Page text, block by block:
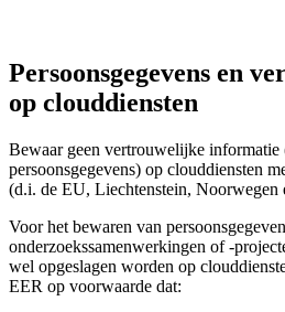
Persoonsgegevens en
op clouddiensten
Bewaar geen vertrouwelijke informatie
persoonsgegevens) op clouddiensten
(d.i. de EU, Liechtenstein, Noorwegen
Voor het bewaren van
onderzoekssamenwerkingen of -
wel opgeslagen worden op
EER op voorwaarde dat: